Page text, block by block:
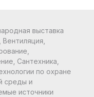
выставка
Сантехника,
по охране
среды и
источники